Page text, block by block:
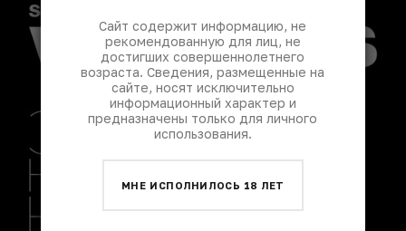
Сайт содержит информацию, не
рекомендованную для лиц, не
достигших совершеннолетнего
возраста. Сведения, размещенные на
сайте, носят исключительно
информационный характер и
предназначены только для личного
использования.
МНЕ ИСПОЛНИЛОСЬ 18 ЛЕТ